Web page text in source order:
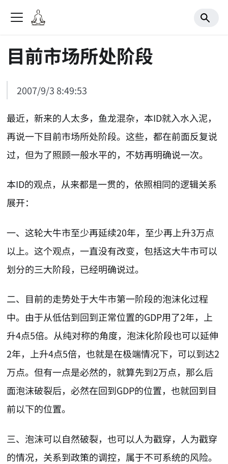
目前市场所处阶段
2007/9/3 8:49:53
最近，新来的人太多，鱼龙混杂，本ID就入水入泥，
再说一下目前市场所处阶段。这些，都在前面反复说
过，但为了照顾一般水平的，不妨再明确说一次。
本ID的观点，从来都是一贯的，依照相同的逻辑关系
展开：
一、这轮大牛市至少再延续20年，至少再上升3万点
以上。这个观点，一直没有改变，包括这大牛市可以
划分的三大阶段，已经明确说过。
二、目前的走势处于大牛市第一阶段的泡沫化过程
中。由于从低估到回到正常位置的GDP用了2年，上
升4点5倍。从纯对称的角度，泡沫化阶段也可以延伸
2年，上升4点5倍，也就是在极端情况下，可以到达2
万点。但有一点是必然的，就算先到2万点，那么后
面泡沫破裂后，必然在回到GDP的位置，也就回到目
前以下的位置。
三、泡沫可以自然破裂，也可以人为戳穿，人为戳穿
的情况，关系到政策的调控，属于不可系统的风险。